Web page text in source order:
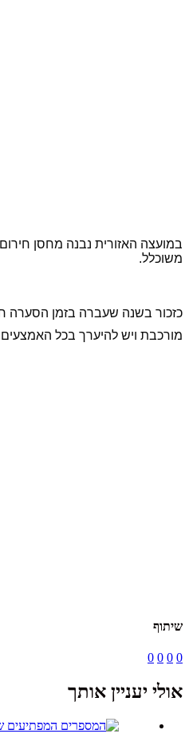
במועצה האזורית נבנה מחסן
משוכלל.
כזכור בשנה שעברה בזמן הסערה
מורכבת ויש להיערך בכל האמצעים
שיתוף
0
0
0
0
אולי יעניין אותך